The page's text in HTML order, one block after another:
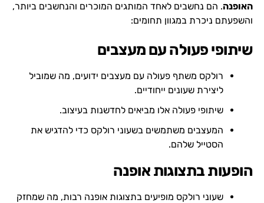
האופנה. הם נחשבים לאחד המותגים המוכרים והנחשבים ביותר,
והשפעתם ניכרת במגוון תחומים:
שיתופי פעולה עם מעצבים
רולקס משתף פעולה עם מעצבים ידועים, מה שמוביל
ליצירת שעונים ייחודיים.
שיתופי פעולה אלו מביאים לחדשנות בעיצוב.
המעצבים משתמשים בשעוני רולקס כדי להדגיש את
הסטייל שלהם.
הופעות בתצוגות אופנה
שעוני רולקס מופיעים בתצוגות אופנה רבות, מה שמחזק